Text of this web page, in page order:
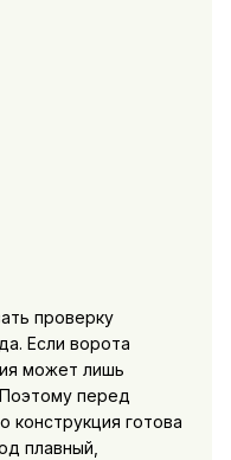
проверку
Если ворота
может лишь
перед
конструкция готова
плавный,